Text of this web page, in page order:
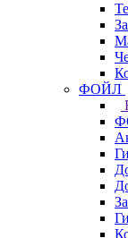
ФОЙЛ